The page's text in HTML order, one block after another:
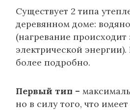
Существует 2 типа
деревянном доме:
(нагревание происходит
электрической
более подробно.
Первый тип –
но в силу того, что